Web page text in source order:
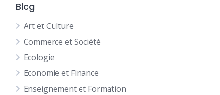
Blog
Art et Culture
Commerce et Société
Ecologie
Economie et Finance
Enseignement et Formation